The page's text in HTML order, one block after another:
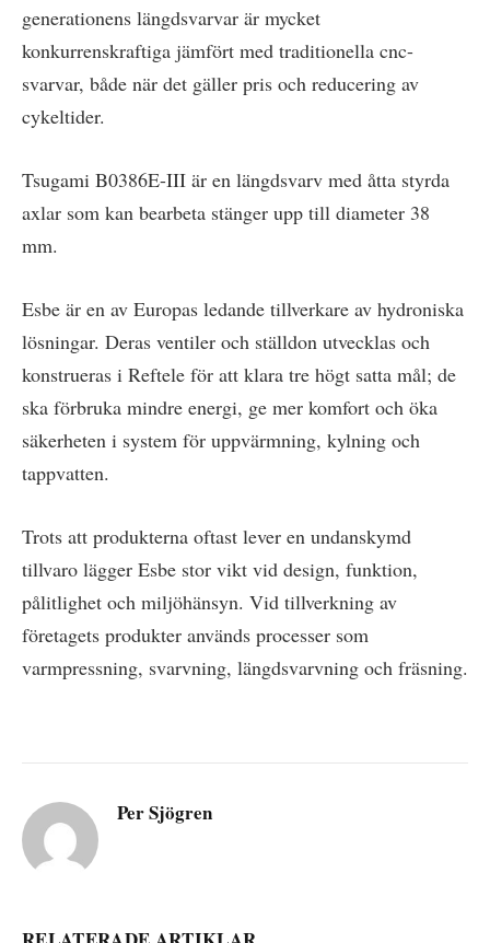
generationens längdsvarvar är mycket
konkurrenskraftiga jämfört med traditionella cnc-
svarvar, både när det gäller pris och reducering av
cykeltider.
Tsugami B0386E-III är en längdsvarv med åtta styrda
axlar som kan bearbeta stänger upp till diameter 38
mm.
Esbe är en av Europas ledande tillverkare av hydroniska
lösningar. Deras ventiler och ställdon utvecklas och
konstrueras i Reftele för att klara tre högt satta mål; de
ska förbruka mindre energi, ge mer komfort och öka
säkerheten i system för uppvärmning, kylning och
tappvatten.
Trots att produkterna oftast lever en undanskymd
tillvaro lägger Esbe stor vikt vid design, funktion,
pålitlighet och miljöhänsyn. Vid tillverkning av
företagets produkter används processer som
varmpressning, svarvning, längdsvarvning och fräsning.
Per Sjögren